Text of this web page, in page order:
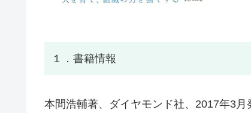
１．書籍情報
本間浩輔著、ダイヤモンド社、2017年3月